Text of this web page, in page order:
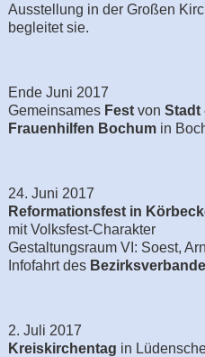
Ausstellung in der Großen
begleitet sie.
Ende Juni 2017
Gemeinsames Festvon Stadt
Frauenhilfen Bochum in
24. Juni 2017
Reformationsfest in
mit Volksfest‐Charakter
Gestaltungsraum VI: Soest,
Infofahrt des
2. Juli 2017
Kreiskirchentag in